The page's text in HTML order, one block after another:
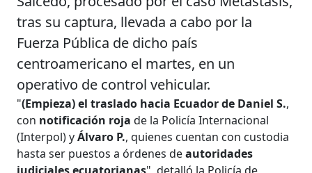
tras su captura, llevada a cabo por la
Fuerza Pública de dicho país
centroamericano el martes, en un
operativo de control vehicular.
"(Empieza) el traslado hacia Ecuador de Daniel S.,
con notificación roja de la Policía Internacional
(Interpol) yÁlvaro P., quienes cuentan con custodia
hasta ser puestos a órdenes deautoridades